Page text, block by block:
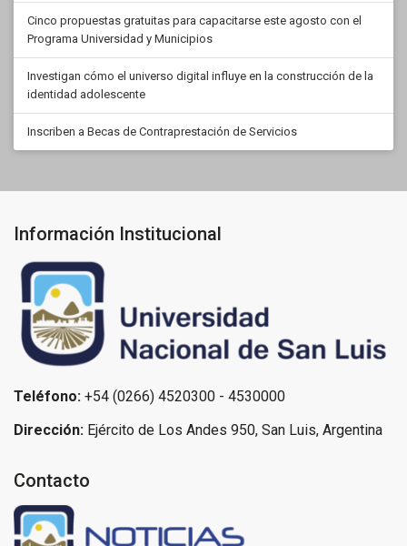
Cinco propuestas gratuitas para capacitarse este agosto con el
Programa Universidad y Municipios
Investigan cómo el universo digital influye en la construcción de la
identidad adolescente
Inscriben a Becas de Contraprestación de Servicios
Información Institucional
Teléfono: +54 (0266) 4520300 - 4530000
Dirección: Ejército de Los Andes 950, San Luis, Argentina
Contacto